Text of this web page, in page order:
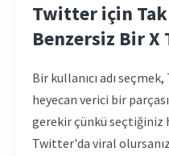
Twitter için
Benzersiz Bir X
Bir kullanıcı adı
heyecan verici bir
gerekir çünkü seçtiğiniz
Twitter'da viral